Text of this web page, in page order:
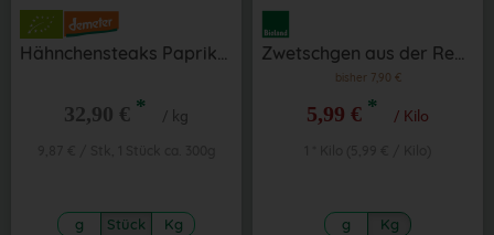
Hähnchensteaks Paprika/BBQ 2 Stk aus der Region
32,90 € * / kg
g Stück Kg
Zwetschgen aus der Region
bisher 7,90 €
5,99 € * / Kilo
g Kg